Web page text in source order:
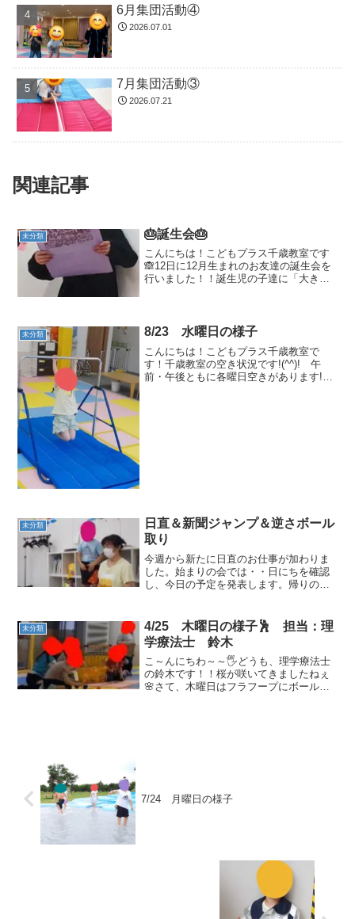
6月集団活動④
2026.07.01
7月集団活動③
2026.07.21
関連記事
未分類 🎂誕生会🎂
こんにちは！こどもプラス千歳教室です
🙈12日に12月生まれのお友達の誕生会を
行いました！！誕生児の子達に「大きく
姿が😊 お祝いした...
未分類 8/23 水曜日の様子
こんにちは！こどもプラス千歳教室で
す！千歳教室の空き状況です!(^^)! 午
前・午後ともに各曜日空きがあります!
未分類
日直＆新聞ジャンプ＆逆さボール
取り
今週から新たに日直のお仕事が加わりま
した。始まりの会では・・日にちを確認
し、今日の予定を発表します。帰りの会
ん」「○○くん」と一人一人の名前を呼び
ます。最後の挨拶をし...
未分類
4/25 木曜日の様子🕺 担当：理
学療法士 鈴木
こ～んにちわ～～🖐どうも、理学療法士
の鈴木です！！桜が咲いてきましたねぇ
🌸さて、木曜日はフラフープにボールを
7/24 月曜日の様子